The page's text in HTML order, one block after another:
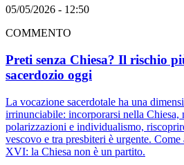
05/05/2026 - 12:50
COMMENTO
Preti senza Chiesa? Il rischio
sacerdozio oggi
La vocazione sacerdotale ha una
irrinunciabile: incorporarsi nella Chiesa,
polarizzazioni e individualismo,
vescovo e tra presbiteri è urgente.
XVI: la Chiesa non è un partito.